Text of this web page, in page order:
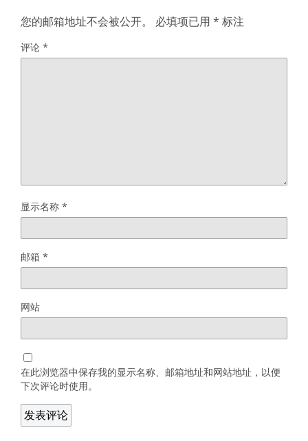
您的邮箱地址不会被公开。 必填项已用 * 标注
评论 *
显示名称 *
邮箱 *
网站
在此浏览器中保存我的显示名称、邮箱地址和网站地址，以便
下次评论时使用。